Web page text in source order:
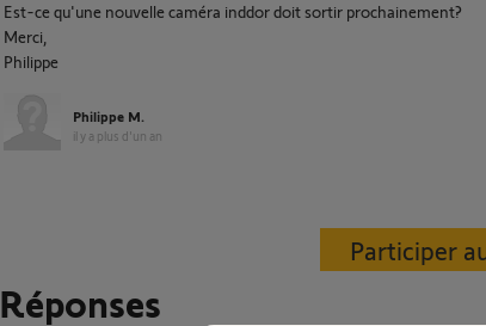
Est-ce qu'une nouvelle caméra inddor doit sortir prochainement?
Merci,
Philippe
Philippe M.
il y a plus d'un an
Participer
Réponses